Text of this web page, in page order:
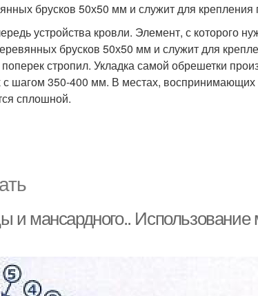
брусков 50х50 мм и служит для крепления
устройства кровли. Элемент, с которого
брусков 50х50 мм и служит для
стропил. Укладка самой обрешетки
шагом 350-400 мм. В местах, воспринимающих
сплошной.
мансардного.. Использование